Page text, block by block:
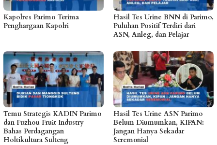
Kapolres Parimo Terima
Penghargaan Kapolri
Hasil Tes Urine BNN di Parimo,
Puluhan Positif Terdiri dari
ASN, Anleg, dan Pelajar
Temu Strategis KADIN Parimo
dan Fuzhou Fruit Industry
Bahas Perdagangan
Holtikultura Sulteng
Hasil Tes Urine ASN Parimo
Belum Diumumkan, KIPAN:
Jangan Hanya Sekadar
Seremonial